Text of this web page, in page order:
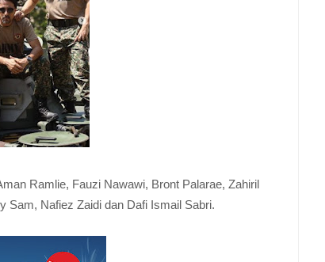
Ramlie, Fauzi Nawawi, Bront Palarae, Zahiril
Sam, Nafiez Zaidi dan Dafi Ismail Sabri.